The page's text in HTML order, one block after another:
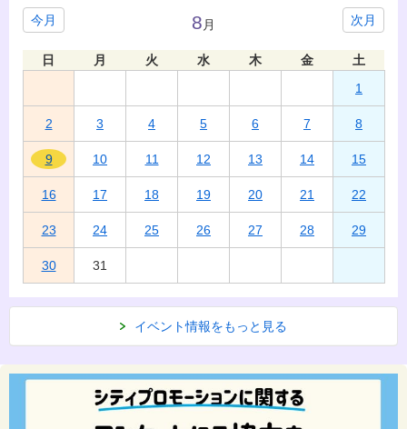
今月 次月
8月
日 月 火 水 木 金
土
1
2 3 4 5 6 7 8
9 10 11 12 13 14 15
16 17 18 19 20 21 22
23 24 25 26 27 28 29
30 31
イベント情報をもっと見る